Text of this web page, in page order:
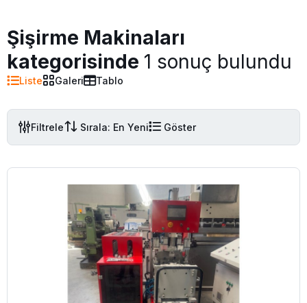
Şişirme Makinaları
kategorisinde 1 sonuç bulundu
Liste Galeri Tablo
Filtrele Sırala: En Yeni Göster